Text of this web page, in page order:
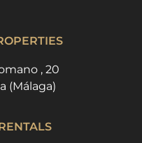
, 20
(Málaga)